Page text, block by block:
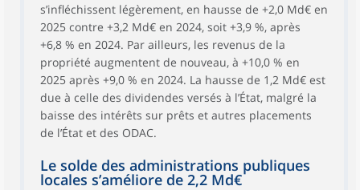
s’infléchissent légèrement, en hausse de +2,0 Md€ en
2025 contre +3,2 Md€ en 2024, soit +3,9 %, après
+6,8 % en 2024. Par ailleurs, les revenus de la
propriété augmentent de nouveau, à +10,0 % en
2025 après +9,0 % en 2024. La hausse de 1,2 Md€ est
due à celle des dividendes versés à l’État, malgré la
baisse des intérêts sur prêts et autres placements
de l’État et des ODAC.
Le solde des administrations publiques
locales s’améliore de 2,2 Md€